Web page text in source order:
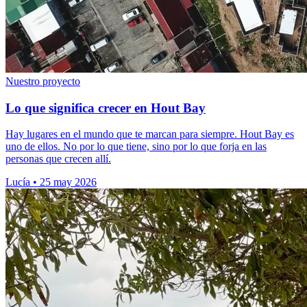
Nuestro proyecto
Lo que significa crecer en Hout Bay
Hay lugares en el mundo que te marcan para siempre. Hout Bay es
uno de ellos. No por lo que tiene, sino por lo que forja en las
personas que crecen allí.
Lucía • 25 may 2026